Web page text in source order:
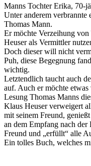
Manns Tochter Erika, 70-
Unter anderem verbrannte
Thomas Mann.
Er möchte Verzeihung
Heuser als Vermittler
Doch dieser will nicht
Puh, diese Begegnung
wichtig.
Letztendlich taucht auch
auf. Auch er möchte
Lesung Thomas Manns
Klaus Heuser verweigert
mit seinem Freund,
an dem Empfang nach
Freund und „erfüllt“ alle
Ein tolles Buch, welches